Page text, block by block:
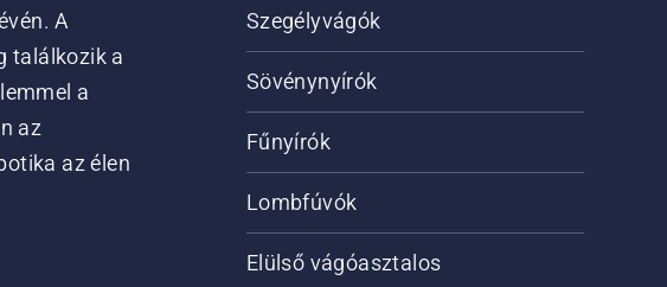
A
találkozik a
a
az
az élen
Szegélyvágók
Sövénynyírók
Fűnyírók
Lombfúvók
Elülső vágóasztalos